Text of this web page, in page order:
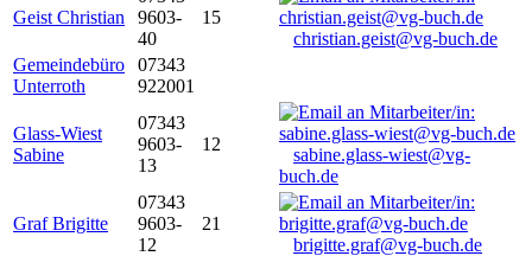
Geist Christian
9603-
40
15
christian.geist@vg-buch.de
Gemeindebüro
Unterroth
07343
922001
Glass-Wiest
Sabine
07343
9603-
13
12
sabine.glass-wiest@vg-
buch.de
Graf Brigitte
07343
9603-
12
21
brigitte.graf@vg-buch.de